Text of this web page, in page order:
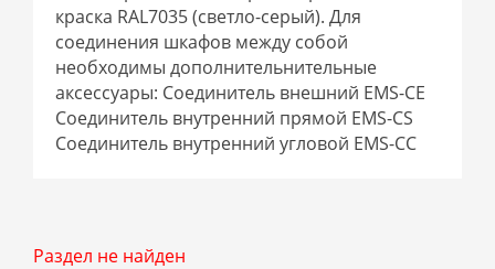
краска RAL7035 (светло-серый). Для
соединения шкафов между собой
необходимы дополнительнительные
аксессуары: Соединитель внешний EMS-CE
Соединитель внутренний прямой EMS-CS
Соединитель внутренний угловой EMS-CC
Раздел не найден